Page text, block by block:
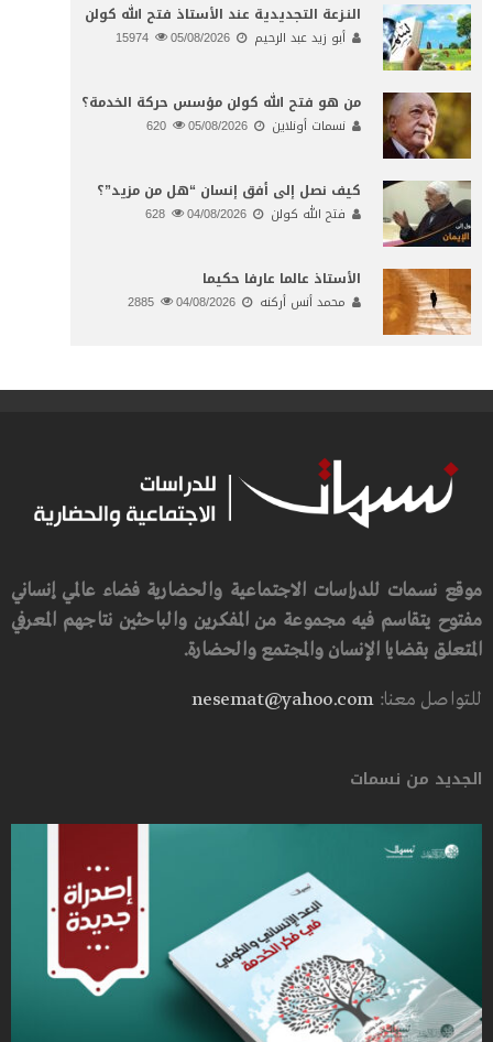
النـزعة التجديدية عند الأستاذ فتح الله كولن
أبو زيد عبد الرحيم 05/08/2026
من هو فتح الله كولن مؤسس حركة الخدمة؟
نسمات أونلاين 05/08/2026
كيف نصل إلى أفق إنسان “هل من مزيد”؟
فتح الله كولن 04/08/2026
الأستاذ عالما عارفا حكيما
محمد أنس أركنه 04/08/2026
موقع نسمات للدراسات الاجتماعية والحضارية فضاء عالمي إنساني
مفتوح يتقاسم فيه مجموعة من المفكرين والباحثين نتاجهم المعرفي
المتعلق بقضايا الإنسان والمجتمع والحضارة.
للتواصل معنا:nesemat@yahoo.com
الجديد من نسمات